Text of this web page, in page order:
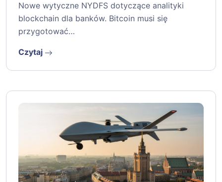
Nowe wytyczne NYDFS dotyczące analityki
blockchain dla banków. Bitcoin musi się
przygotować…
Czytaj